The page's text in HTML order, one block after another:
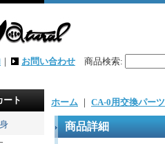
｜ お問い合わせ 商品検索:
ート ホーム ｜ CA-0用交換パーツ
商品詳細